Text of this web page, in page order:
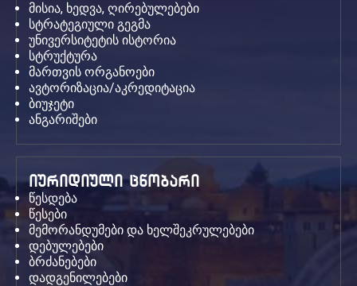
მისია, ხედვა, ღირებულებები
სტრატეგიული გეგმა
უნივერსიტეტის ისტორია
სტრუქტურა
მართვის ორგანოები
ავტორიზაცია/აკრედიტაცია
ბიუჯეტი
ანგარიშები
იურიდიული ცნობარი
წესდება
წესები
მემორანდუმები და ხელშეკრულებები
დებულებები
ბრძანებები
დადგენილებები